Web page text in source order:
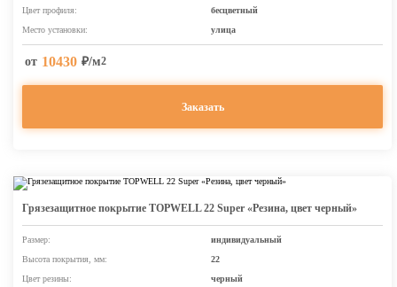
Цвет профиля:
бесцветный
Место установки:
улица
от 10430 ₽/м2
Заказать
Грязезащитное покрытие TOPWELL 22 Super «Резина, цвет черный»
Размер:
индивидуальный
Высота покрытия, мм:
22
Цвет резины:
черный